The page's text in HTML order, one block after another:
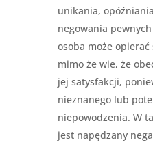
unikania,
negowania
osoba może
mimo że wie, że
jej satysfakcji,
nieznanego lub
niepowodzenia. W
jest napędzany